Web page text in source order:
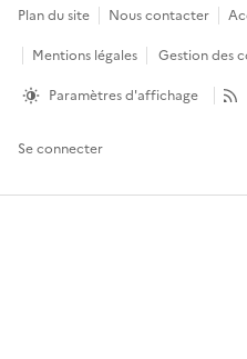
Plan du site Nous contacter
Mentions légales
Gestion des
Paramètres d'affichage
Se connecter